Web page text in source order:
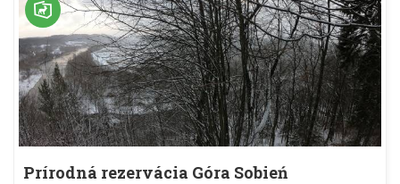
Prírodná rezervácia Góra Sobień